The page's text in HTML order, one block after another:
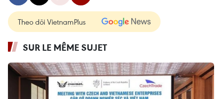
Theo dõi VietnamPlus
SUR LE MÊME SUJET